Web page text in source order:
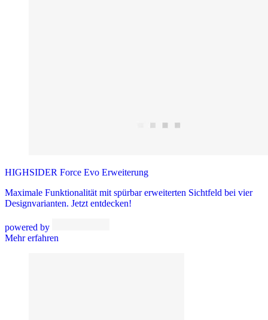
HIGHSIDER Force Evo Erweiterung
Maximale Funktionalität mit spürbar erweiterten Sichtfeld bei vier
Designvarianten. Jetzt entdecken!
powered by
Mehr erfahren